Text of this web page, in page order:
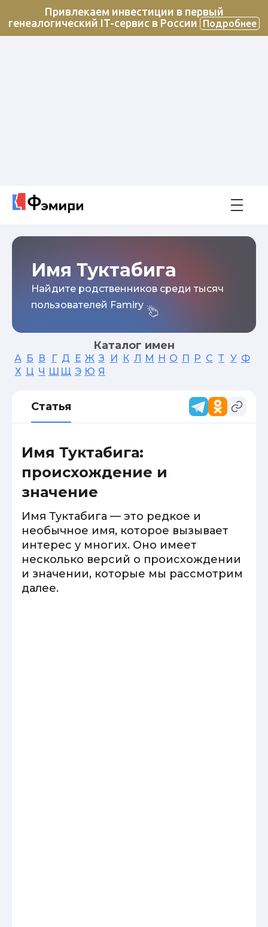
Привлекаем инвестиции в первый
генеалогический IT-сервис в России
Подробнее
Имя Туктабига
Найдите родственников среди тысяч
пользователей Famiry
Каталог имен
А Б В Г Д Е Ж З И К Л М Н О П Р С Т У Ф
Х Ц Ч Ш Щ Э Ю Я
Статья
Имя Туктабига:
происхождение и
значение
Имя Туктабига — это редкое и
необычное имя, которое вызывает
интерес у многих. Оно имеет
несколько версий о происхождении
и значении, которые мы рассмотрим
далее.